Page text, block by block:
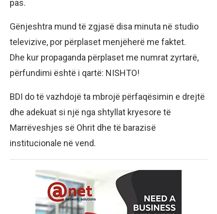
pas.
Gënjeshtra mund të zgjasë disa minuta në studio
televizive, por përplaset menjëherë me faktet.
Dhe kur propaganda përplaset me numrat zyrtarë,
përfundimi është i qartë: NISHTO!
BDI do të vazhdojë ta mbrojë përfaqësimin e drejtë
dhe adekuat si një nga shtyllat kryesore të
Marrëveshjes së Ohrit dhe të barazisë
institucionale në vend.